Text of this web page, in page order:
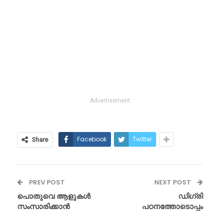
Advertisement
Share Facebook Twitter
PREV POST
പൊതുവെ ആളുകൾ
സംസാരിക്കാൻ
NEXT POST
ഡിഗ്രി
പഠനത്തോടൊപ്പം